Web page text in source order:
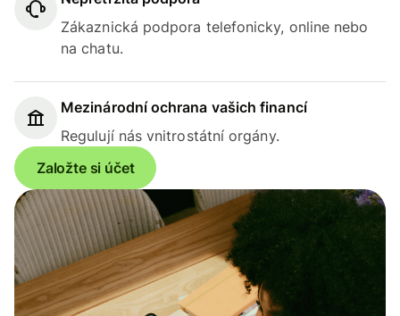
Zákaznická podpora telefonicky, online nebo
na chatu.
Mezinárodní ochrana vašich financí
Regulují nás vnitrostátní orgány.
Založte si účet